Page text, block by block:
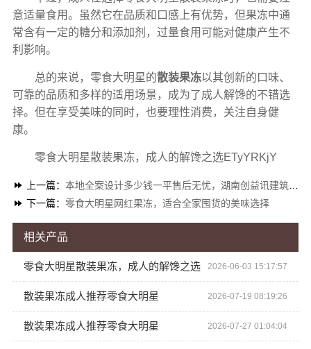
意适量食用。虽然它在品质和口感上有优势，但果冻中通
常含有一定的糖分和添加剂，过量食用可能对健康产生不
利影响。
总的来说，零食大明星的散装果冻以其创新的口味、
可靠的品质和多样的适用场景，成为了成人解馋的不错选
择。但在享受美味的同时，也要理性消费，关注自身健
康。
零食大明星散装果冻，成人的解馋之选ETyYRKjY
上一篇： 本地全案设计多少钱一平售后无忧，湖南创益讯建筑揭秘
下一篇： 零食大明星网红果冻，适合全家囤货的美味选择
相关产品
零食大明星散装果冻，成人的解馋之选 2026-06-03 15:17:57
散装果冻成人推荐零食大明星 2026-07-19 08:19:26
散装果冻成人推荐零食大明星 2026-07-27 01:04:04